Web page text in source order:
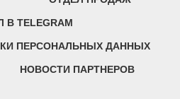
В TELEGRAM
ПЕРСОНАЛЬНЫХ ДАННЫХ
НОВОСТИ ПАРТНЕРОВ